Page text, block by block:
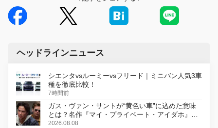
ヘッドラインニュース
シエンタvsルーミーvsフリード｜ミニバン人気3車
種を徹底比較！
7時間前
ガス・ヴァン・サントが“黄色い車”に込めた意味
とは？名作『マイ・プライベート・アイダホ』が
初のデジタルリマスター版で復活
2026.08.08